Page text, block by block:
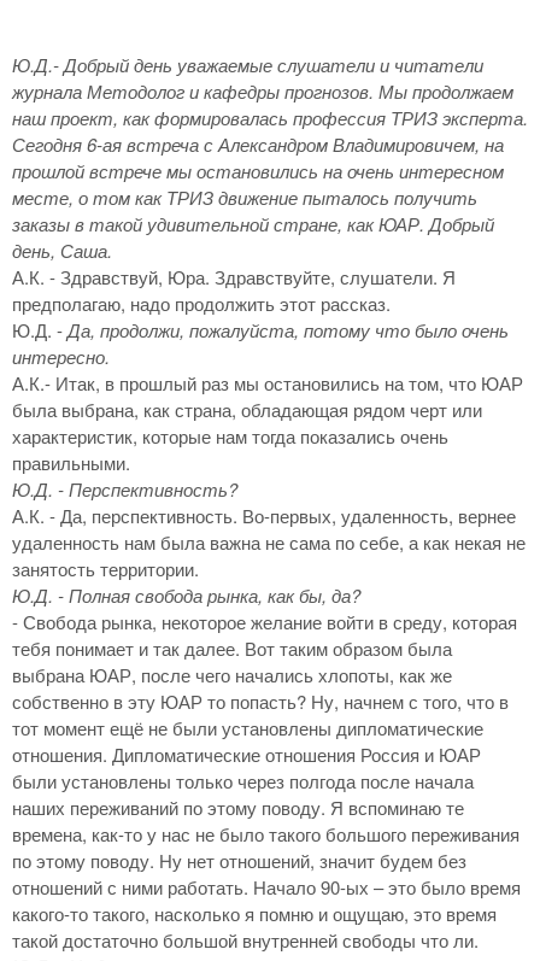
Ю.Д.- Добрый день уважаемые слушатели и читатели
журнала Методолог и кафедры прогнозов. Мы продолжаем
наш проект, как формировалась профессия ТРИЗ эксперта.
Сегодня 6-ая встреча с Александром Владимировичем, на
прошлой встрече мы остановились на очень интересном
месте, о том как ТРИЗ движение пыталось получить
заказы в такой удивительной стране, как ЮАР. Добрый
день, Саша.
А.К. - Здравствуй, Юра. Здравствуйте, слушатели. Я
предполагаю, надо продолжить этот рассказ.
Ю.Д. -Да, продолжи, пожалуйста, потому что было очень
интересно.
А.К.- Итак, в прошлый раз мы остановились на том, что ЮАР
была выбрана, как страна, обладающая рядом черт или
характеристик, которые нам тогда показались очень
правильными.
Ю.Д. - Перспективность?
А.К. - Да, перспективность. Во-первых, удаленность, вернее
удаленность нам была важна не сама по себе, а как некая не
занятость территории.
Ю.Д. - Полная свобода рынка, как бы, да?
- Свобода рынка, некоторое желание войти в среду, которая
тебя понимает и так далее. Вот таким образом была
выбрана ЮАР, после чего начались хлопоты, как же
собственно в эту ЮАР то попасть? Ну, начнем с того, что в
тот момент ещё не были установлены дипломатические
отношения. Дипломатические отношения Россия и ЮАР
были установлены только через полгода после начала
наших переживаний по этому поводу. Я вспоминаю те
времена, как-то у нас не было такого большого переживания
по этому поводу. Ну нет отношений, значит будем без
отношений с ними работать. Начало 90-ых – это было время
какого-то такого, насколько я помню и ощущаю, это время
такой достаточно большой внутренней свободы что ли.